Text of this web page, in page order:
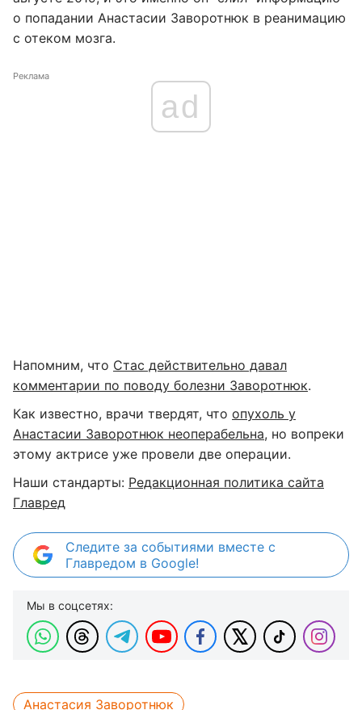
о попадании Анастасии Заворотнюк в реанимацию
с отеком мозга.
Реклама
ad
Напомним, что Стас действительно давал
комментарии по поводу болезни Заворотнюк.
Как известно, врачи твердят, что опухоль у
Анастасии Заворотнюк неоперабельна, но вопреки
этому актрисе уже провели две операции.
Наши стандарты: Редакционная политика сайта
Главред
Следите за событиями вместе с
Главредом в Google!
Мы в соцсетях:
Анастасия Заворотнюк